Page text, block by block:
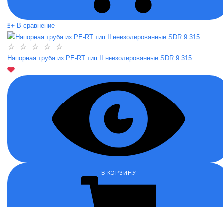
В сравнение
Напорная труба из PE-RT тип II неизолированные SDR 9 315
В КОРЗИНУ